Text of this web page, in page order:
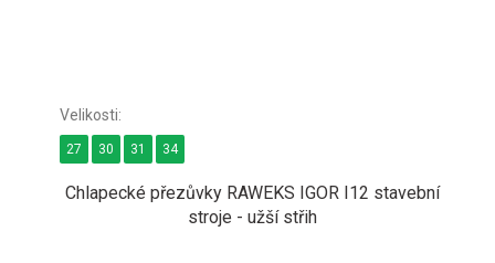
Chlapecké přezůvky RAWEKS IGOR I12 stavební
stroje - užší střih
27 30 31 34